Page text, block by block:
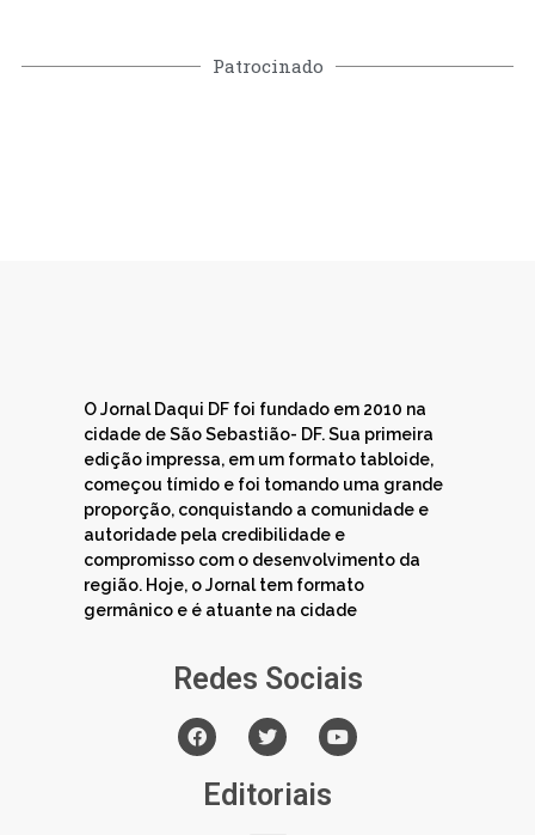
Patrocinado
O Jornal Daqui DF foi fundado em 2010 na
cidade de São Sebastião- DF. Sua primeira
edição impressa, em um formato tabloide,
começou tímido e foi tomando uma grande
proporção, conquistando a comunidade e
autoridade pela credibilidade e
compromisso com o desenvolvimento da
região. Hoje, o Jornal tem formato
germânico e é atuante na cidade
Redes Sociais
Editoriais